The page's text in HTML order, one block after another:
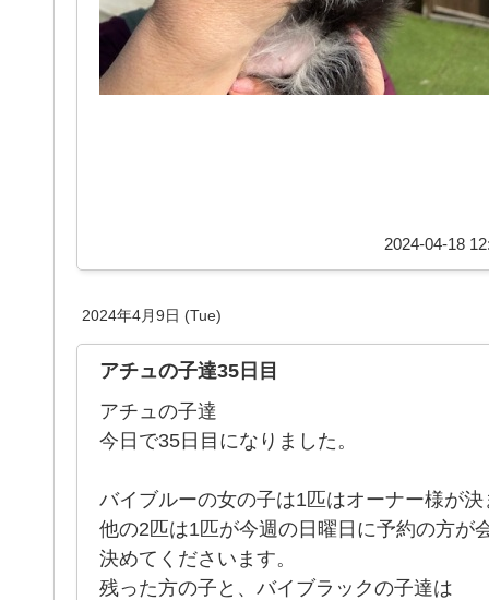
2024-04-18
2024年4月9日 (Tue)
アチュの子達35日目
アチュの子達
今日で35日目になりました。
バイブルーの女の子は1匹はオーナー様が
他の2匹は1匹が今週の日曜日に予約の方が
決めてくださいます。
残った方の子と、バイブラックの子達は